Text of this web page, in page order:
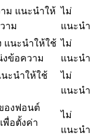
ม แนะนำให้
าม
ไม่
แนะนำ
แนะนำให้ใช้
งข้อความ
ไม่
แนะนำ
ะนำให้ใช้
ไม่
แนะนำ
องฟอนต์
พื่อตั้งค่า
ไม่
แนะนำ